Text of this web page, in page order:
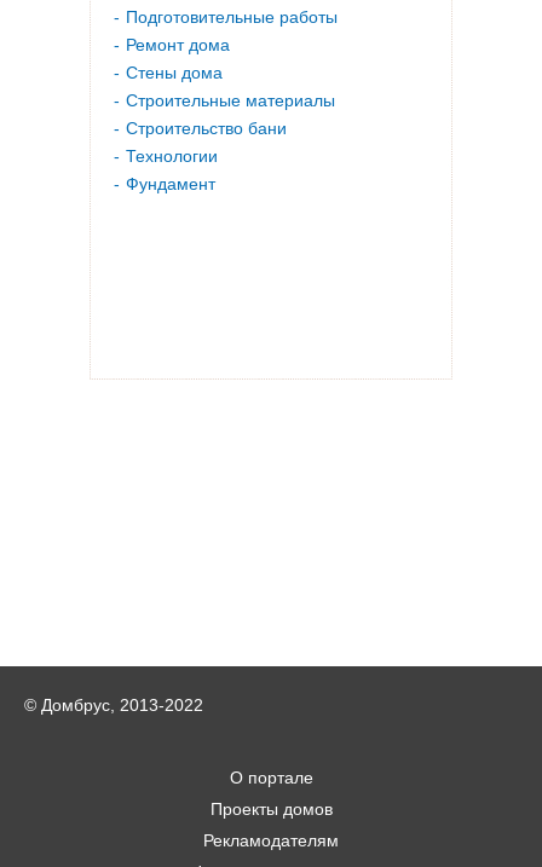
Подготовительные работы
Ремонт дома
Стены дома
Строительные материалы
Строительство бани
Технологии
Фундамент
© Домбрус, 2013-2022
О портале
Проекты домов
Рекламодателям